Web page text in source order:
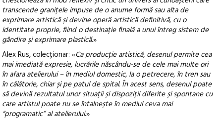
transcende granițele impuse de o anume formă sau alta de
exprimare artistică și devine operă artistică definitivă, cu o
identitate proprie, fiind o destinație finală a unui întreg sistem de
gândire și exprimare plastică.»
Alex Rus, colecționar: «Ca producție artistică, desenul permite cea
mai imediată expresie, lucrările născându-se de cele mai multe ori
în afara atelierului – în mediul domestic, la o petrecere, în tren sau
în călătorie, chiar și pe patul de spital. În acest sens, desenul poate
să devină rezultatul unor situații și dispoziții diferite și spontane cu
care artistul poate nu se întalnește în mediul ceva mai
“programatic” al atelierului.»